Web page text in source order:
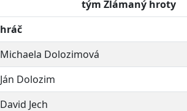
tým Zlámaný hroty
hráč
Michaela Dolozimová
Ján Dolozim
David Jech